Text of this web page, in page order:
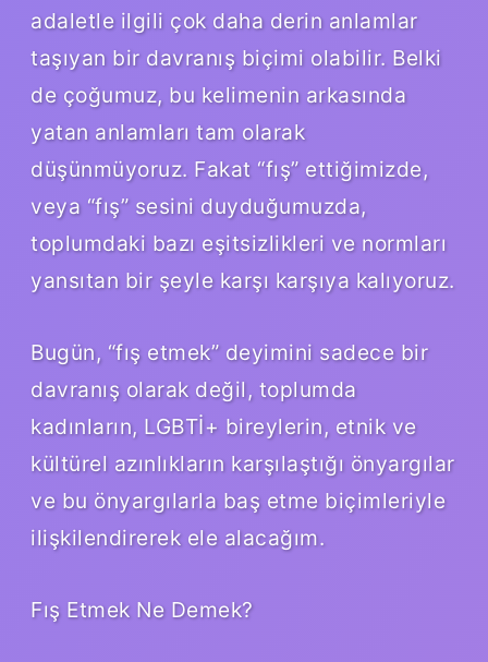
adaletle ilgili çok daha derin anlamlar
taşıyan bir davranış biçimi olabilir. Belki
de çoğumuz, bu kelimenin arkasında
yatan anlamları tam olarak
düşünmüyoruz. Fakat “fış” ettiğimizde,
veya “fış” sesini duyduğumuzda,
toplumdaki bazı eşitsizlikleri ve normları
yansıtan bir şeyle karşı karşıya kalıyoruz.
Bugün, “fış etmek” deyimini sadece bir
davranış olarak değil, toplumda
kadınların, LGBTİ+ bireylerin, etnik ve
kültürel azınlıkların karşılaştığı önyargılar
ve bu önyargılarla baş etme biçimleriyle
ilişkilendirerek ele alacağım.
Fış Etmek Ne Demek?